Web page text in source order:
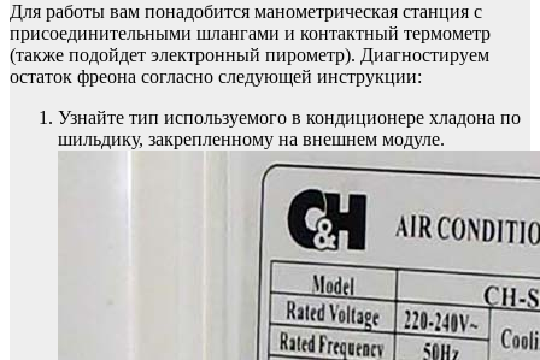
Для работы вам понадобится манометрическая станция с
присоединительными шлангами и контактный термометр
(также подойдет электронный пирометр). Диагностируем
остаток фреона согласно следующей инструкции:
Узнайте тип используемого в кондиционере хладона по
шильдику, закрепленному на внешнем модуле.